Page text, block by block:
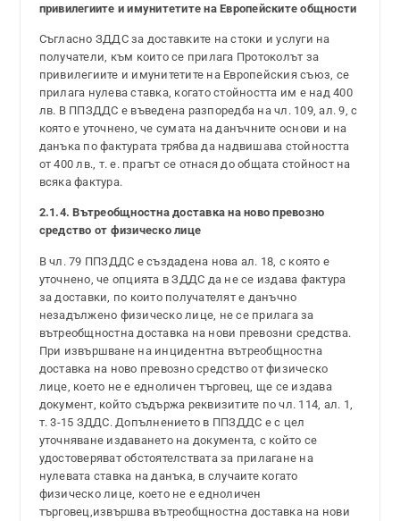
привилегиите и имунитетите на Европейските общности
Съгласно ЗДДС за доставките на стоки и услуги на
получатели, към които се прилага Протоколът за
привилегиите и имунитетите на Европейския съюз, се
прилага нулева ставка, когато стойността им е над 400
лв. В ППЗДДС е въведена разпоредба на чл. 109, ал. 9, с
която е уточнено, че сумата на данъчните основи и на
данъка по фактурата трябва да надвишава стойността
от 400 лв., т. е. прагът се отнася до общата стойност на
всяка фактура.
2.1.4. Вътреобщностна доставка на ново превозно
средство от физическо лице
В чл. 79 ППЗДДС е създадена нова ал. 18, с която е
уточнено, че опцията в ЗДДС да не се издава фактура
за доставки, по които получателят е данъчно
незадължено физическо лице, не се прилага за
вътреобщностна доставка на нови превозни средства.
При извършване на инцидентна вътреобщностна
доставка на ново превозно средство от физическо
лице, което не е едноличен търговец, ще се издава
документ, който съдържа реквизитите по чл. 114, ал. 1,
т. 3-15 ЗДДС. Допълнението в ППЗДДС е с цел
уточняване издаването на документа, с който се
удостоверяват обстоятелствата за прилагане на
нулевата ставка на данъка, в случаите когато
физическо лице, което не е едноличен
търговец,извършва вътреобщностна доставка на нови